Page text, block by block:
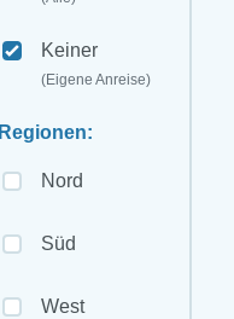
Keiner
(Eigene Anreise)
Regionen:
Nord
Süd
West